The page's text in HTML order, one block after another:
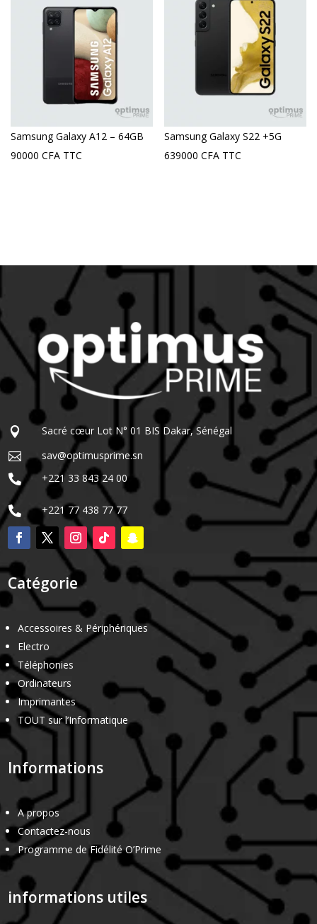
Samsung Galaxy A12 – 64GB
90000 CFA TTC
Samsung Galaxy S22 +5G
639000CFA TTC
 Sacré cœur Lot N° 01 BIS Dakar, Sénégal
 sav@optimusprime.sn
 +221 33 843 24 00
 +221 77 438 77 77
Catégorie
Accessoires & Périphériques
Electro
Téléphonies
Ordinateurs
Imprimantes
TOUT sur l’Informatique
Informations
A propos
Contactez-nous
Programme de Fidélité O’Prime
informations utiles